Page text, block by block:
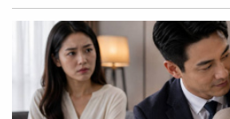
抱深厚情感，如今能站上傳藝最高殿
夢一樣」。弟弟陳孟賢也感性表示，
眾一路走到傳藝大道主持，同樣覺得
享，自己曾赴美攻讀宗教學碩士，返
投入的佛經英文翻譯工作。為了展現
範空姐機上英文廣播，流暢的發音與